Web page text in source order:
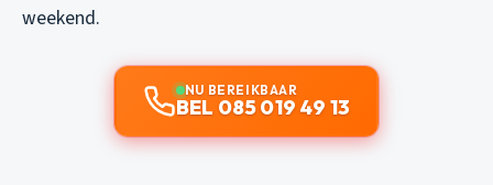
weekend.
NU BEREIKBAAR
BEL 085 019 49 13